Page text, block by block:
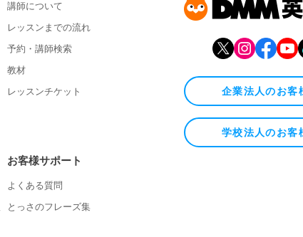
講師について
レッスンまでの流れ
予約・講師検索
教材
レッスンチケット
お客様サポート
よくある質問
とっさのフレーズ集
企業法人のお客
学校法人のお客